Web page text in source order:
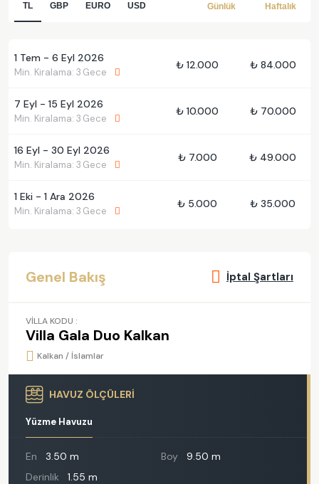
TL GBP EURO USD Günlük Haftalık
1 Tem - 6 Eyl 2026
Min. Kiralama: 3 Gece
₺ 12.000 ₺ 84.000
7 Eyl - 15 Eyl 2026
Min. Kiralama: 3 Gece
₺ 10.000 ₺ 70.000
16 Eyl - 30 Eyl 2026
Min. Kiralama: 3 Gece
₺ 7.000 ₺ 49.000
1 Eki - 1 Ara 2026
Min. Kiralama: 3 Gece
₺ 5.000 ₺ 35.000
Genel Bakış İptal Şartları
VİLLA KODU :
Villa Gala Duo Kalkan
Kalkan / İslamlar
HAVUZ ÖLÇÜLERİ
Yüzme Havuzu
En 3.50 m Boy
9.50 m
Derinlik
1.55 m